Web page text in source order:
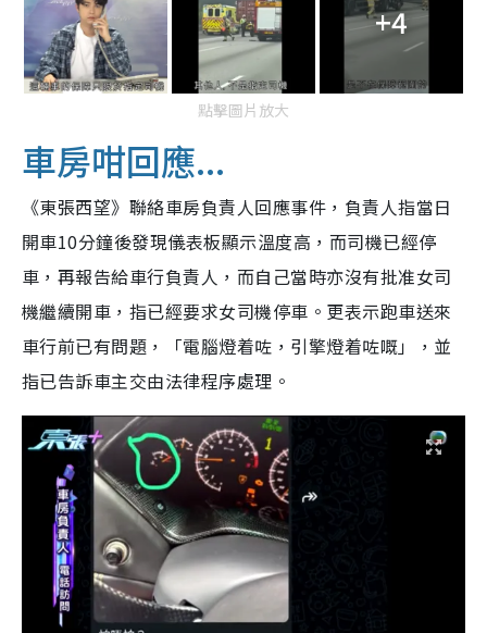
+4
點擊圖片放大
車房咁回應...
《東張西望》聯絡車房負責人回應事件，負責人指當日
開車10分鐘後發現儀表板顯示溫度高，而司機已經停
車，再報告給車行負責人，而自己當時亦沒有批准女司
機繼續開車，指已經要求女司機停車。更表示跑車送來
車行前已有問題，「電腦燈着咗，引擎燈着咗嘅」，並
指已告訴車主交由法律程序處理。